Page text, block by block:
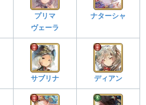
プリマ
ヴェーラ
ナターシャ
サブリナ ディアン